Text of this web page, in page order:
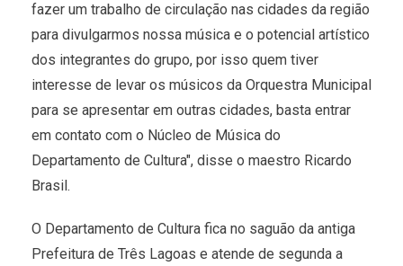
fazer um trabalho de circulação nas cidades da região
para divulgarmos nossa música e o potencial artístico
dos integrantes do grupo, por isso quem tiver
interesse de levar os músicos da Orquestra Municipal
para se apresentar em outras cidades, basta entrar
em contato com o Núcleo de Música do
Departamento de Cultura", disse o maestro Ricardo
Brasil.
O Departamento de Cultura fica no saguão da antiga
Prefeitura de Três Lagoas e atende de segunda a